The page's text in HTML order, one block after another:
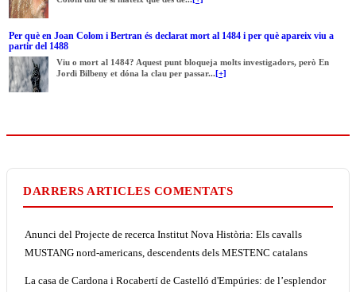
Per què en Joan Colom i Bertran és declarat mort al 1484 i per què apareix viu a
partir del 1488
Viu o mort al 1484? Aquest punt bloqueja molts investigadors, però En
Jordi Bilbeny et dóna la clau per passar... [+]
DARRERS ARTICLES COMENTATS
Anunci del Projecte de recerca Institut Nova Història: Els cavalls
MUSTANG nord-americans, descendents dels MESTENC catalans
La casa de Cardona i Rocabertí de Castelló d'Empúries: de l’esplendor